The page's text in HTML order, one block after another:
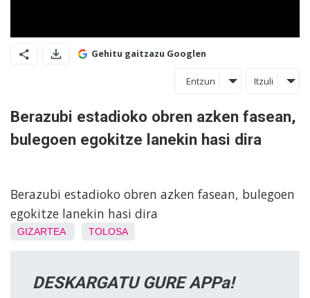
Gehitu gaitzazu Googlen
Entzun Itzuli
Berazubi estadioko obren azken fasean,
bulegoen egokitze lanekin hasi dira
Berazubi estadioko obren azken fasean, bulegoen
egokitze lanekin hasi dira
GIZARTEA TOLOSA
DESKARGATU GURE APPa!